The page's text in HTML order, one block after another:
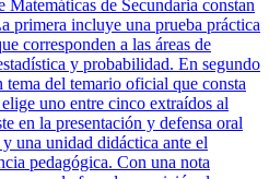
Matemáticas de Secundaria constan
primera incluye una prueba práctica
corresponden a las áreas de
y probabilidad. En segundo
del temario oficial que consta
uno entre cinco extraídos al
en la presentación y defensa oral
una unidad didáctica ante el
pedagógica. Con una nota